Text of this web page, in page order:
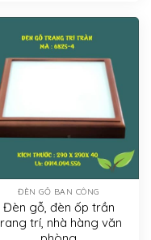
ĐÈN GỖ BAN CÔNG
Đèn gỗ, đèn ốp trần
trí, nhà hàng văn